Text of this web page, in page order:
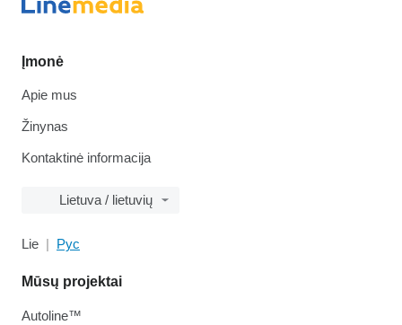
Įmonė
Apie mus
Žinynas
Kontaktinė informacija
Lietuva / lietuvių
Lie Рус
Mūsų projektai
Autoline™